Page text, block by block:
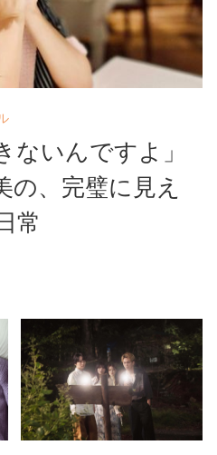
ないんですよ」
の、完璧に見え
常